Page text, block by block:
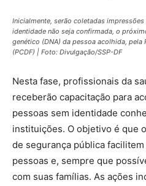
Inicialmente, serão coletadas
identidade não seja confirmada, o
genético (DNA) da pessoa acolhida,
(PCDF) | Foto: Divulgação/SSP-DF
Nesta fase, profissionais da
receberão capacitação para
pessoas sem identidade
instituições. O objetivo é que
de segurança pública
pessoas e, sempre que
com suas famílias. As ações